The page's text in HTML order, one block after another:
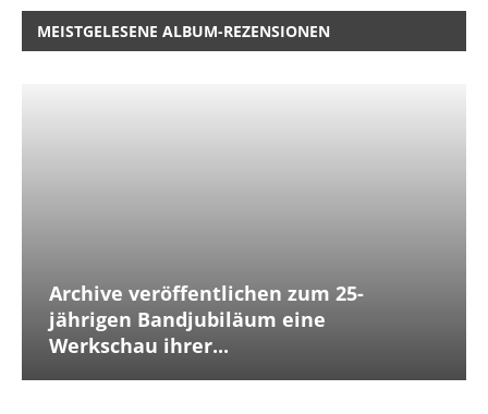
MEISTGELESENE ALBUM-REZENSIONEN
Archive veröffentlichen zum 25-
jährigen Bandjubiläum eine
Werkschau ihrer...